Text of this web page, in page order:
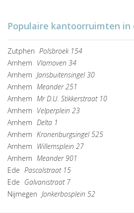
Populaire kantoorruimten in
Zutphen Polsbroek 154
Arnhem Vlamoven 34
Arnhem Jansbuitensingel 30
Arnhem Meander 251
Arnhem Mr D.U. Stikkerstraat 10
Arnhem Velperplein 23
Arnhem Delta 1
Arnhem Kronenburgsingel 525
Arnhem Willemsplein 27
Arnhem Meander 901
Ede Pascalstraat 15
Ede Galvanistraat 7
Nijmegen Jonkerbosplein 52